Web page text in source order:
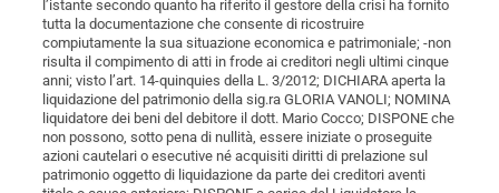
l’istante secondo quanto ha riferito il gestore della crisi ha fornito
tutta la documentazione che consente di ricostruire
compiutamente la sua situazione economica e patrimoniale; -non
risulta il compimento di atti in frode ai creditori negli ultimi cinque
anni; visto l’art. 14-quinquies della L. 3/2012; DICHIARA aperta la
liquidazione del patrimonio della sig.ra GLORIA VANOLI; NOMINA
liquidatore dei beni del debitore il dott. Mario Cocco; DISPONE che
non possono, sotto pena di nullità, essere iniziate o proseguite
azioni cautelari o esecutive né acquisiti diritti di prelazione sul
patrimonio oggetto di liquidazione da parte dei creditori aventi